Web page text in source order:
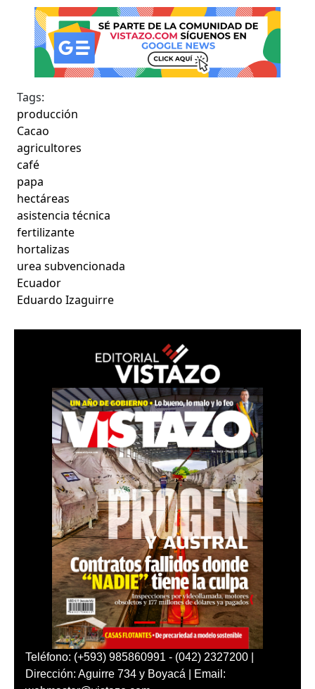
Tags:
producción
Cacao
agricultores
café
papa
hectáreas
asistencia técnica
fertilizante
hortalizas
urea subvencionada
Ecuador
Eduardo Izaguirre
Teléfono: (+593) 985860991 - (042) 2327200 |
Dirección: Aguirre 734 y Boyacá | Email: